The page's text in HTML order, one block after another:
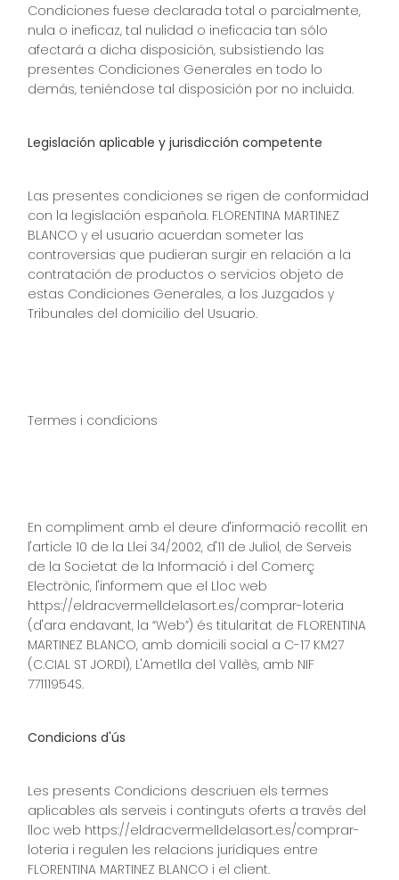
Condiciones fuese declarada total o parcialmente,
nula o ineficaz, tal nulidad o ineficacia tan sólo
afectará a dicha disposición, subsistiendo las
presentes Condiciones Generales en todo lo
demás, teniéndose tal disposición por no incluida.
Legislación aplicable y jurisdicción competente
Las presentes condiciones se rigen de conformidad
con la legislación española. FLORENTINA MARTINEZ
BLANCO y el usuario acuerdan someter las
controversias que pudieran surgir en relación a la
contratación de productos o servicios objeto de
estas Condiciones Generales, a los Juzgados y
Tribunales del domicilio del Usuario.
Termes i condicions ​
En compliment amb el deure d'informació recollit en
l'article 10 de la Llei 34/2002, d'11 de Juliol, de Serveis
de la Societat de la Informació i del Comerç
Electrònic, l'informem que el Lloc web
https://eldracvermelldelasort.es/comprar-loteria
(d'ara endavant, la “Web”) és titularitat de FLORENTINA
MARTINEZ BLANCO, amb domicili social a C-17 KM27
(C.CIAL ST JORDI), L'Ametlla del Vallès, amb NIF
77111954S.
Condicions d'ús
Les presents Condicions descriuen els termes
aplicables als serveis i continguts oferts a través del
lloc web https://eldracvermelldelasort.es/comprar-
loteria i regulen les relacions jurídiques entre
FLORENTINA MARTINEZ BLANCO i el client.